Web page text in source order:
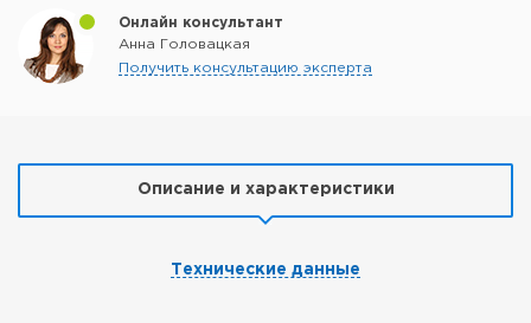
Онлайн консультант
Анна Головацкая
Получить консультацию эксперта
Описание и характеристики
Технические данные